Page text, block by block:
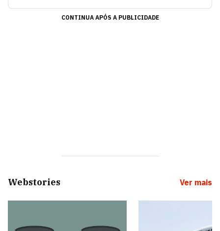
CONTINUA APÓS A PUBLICIDADE
Webstories Ver mais